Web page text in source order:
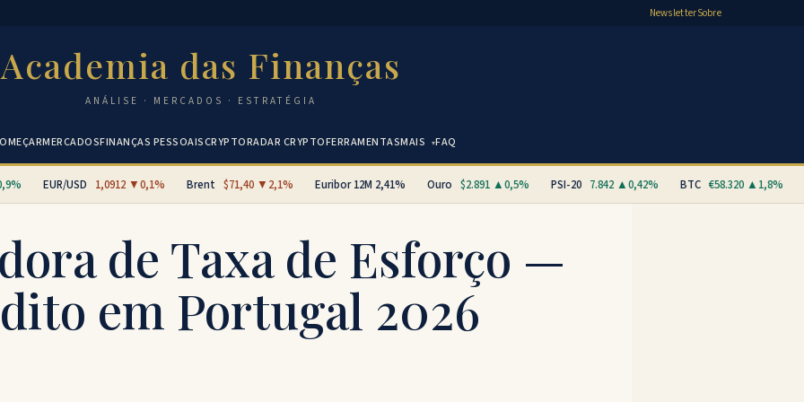
NewsletterSobre
Academia das Finanças
ANÁLISE · MERCADOS · ESTRATÉGIA
MERCADOSFINANÇAS PESSOAISCRYPTORADAR CRYPTOFERRAMENTASMAIS FAQ
EUR/USD 1,0912 ▼0,1% Brent $71,40 ▼2,1% Euribor 12M2,41% Ouro $2.891 ▲0,5% PSI-20 7.842 ▲0,42% BTC €58.320 ▲1,8%
de Taxa de Esforço —
em Portugal 2026